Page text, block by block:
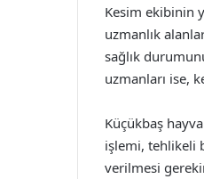
Kesim ekibinin
uzmanlık
sağlık
uzmanları ise,
Küçükbaş
işlemi, tehlikeli
verilmesi